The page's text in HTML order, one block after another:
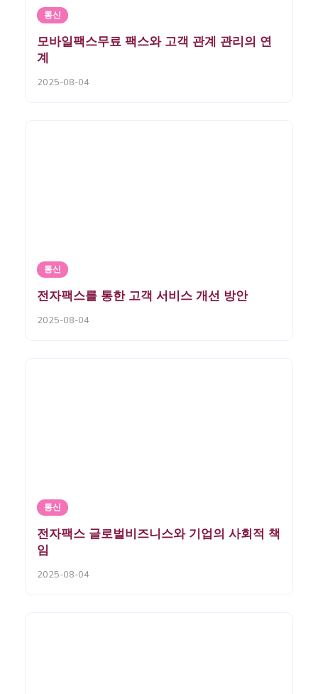
통신
모바일팩스무료 팩스와 고객 관계 관리의 연
계
2025-08-04
통신
전자팩스를 통한 고객 서비스 개선 방안
2025-08-04
통신
전자팩스 글로벌비즈니스와 기업의 사회적 책
임
2025-08-04